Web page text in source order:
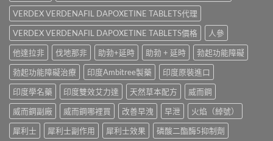
中
用
全
面
比
較
與
香
港
購
買
指
南〉
面
比
較〉
中
名
藥
購
買
渠
道、
價
錢
與
真
假
辨
別
VERDEX VERDENAFIL DAPOXETINE TABLETS代理
VERDEX VERDENAFIL DAPOXETINE TABLETS價格
人參
他達拉非
伐地那非 助勃+延時 助勃 + 延時
勃起功能障礙
勃起功能障礙治療
印度Ambitree製藥
印度原裝進口
印度學名藥
印度雙效艾力達 天然草本配方
威而鋼
威而鋼副廠
威而鋼哪裡買 改善早洩 早泄
火焰（綽號）
犀利士
犀利士副作用 犀利士效果
磷酸二酯酶5抑制劑